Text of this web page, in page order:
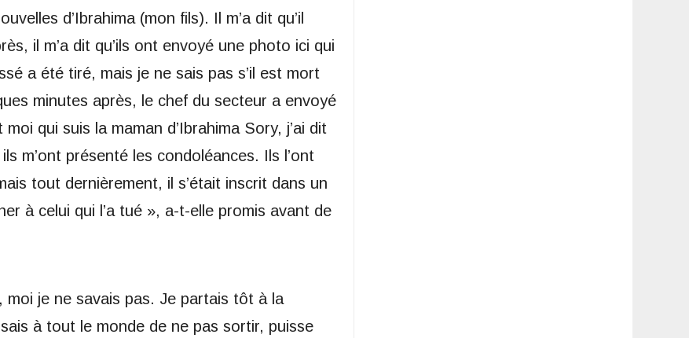
d’Ibrahima (mon fils). Il m’a dit qu’il
il m’a dit qu’ils ont envoyé une photo ici qui
a été tiré, mais je ne sais pas s’il est mort
minutes après, le chef du secteur a envoyé
qui suis la maman d’Ibrahima Sory, j’ai dit
m’ont présenté les condoléances. Ils l’ont
tout dernièrement, il s’était inscrit dans un
à celui qui l’a tué », a-t-elle promis avant de
moi je ne savais pas. Je partais tôt à la
à tout le monde de ne pas sortir, puisse